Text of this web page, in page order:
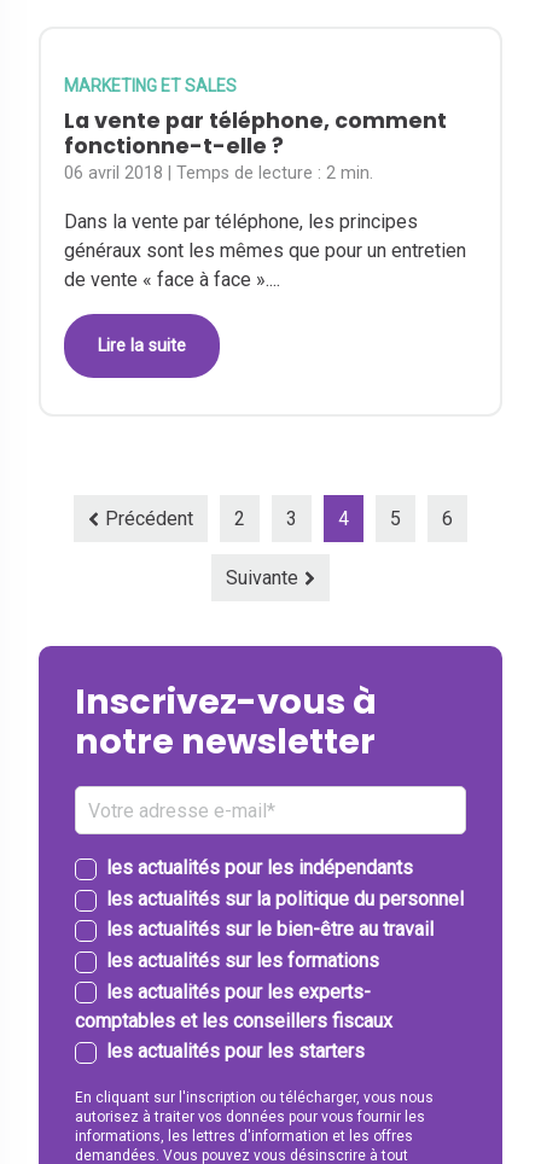
MARKETING ET SALES
La vente par téléphone, comment
fonctionne-t-elle ?
06 avril 2018 | Temps de lecture :2 min.
Dans la vente par téléphone, les principes
généraux sont les mêmes que pour un entretien
de vente « face à face »....
Lire la suite
Précédent 2 3 4 5 6
Suivante
Inscrivez-vous à
notre newsletter
les actualités pour les indépendants
les actualités sur la politique du personnel
les actualités sur le bien-être au travail
les actualités sur les formations
les actualités pour les experts-
comptables et les conseillers fiscaux
les actualités pour les starters
En cliquant sur l'inscription ou télécharger, vous nous
autorisez à traiter vos données pour vous fournir les
informations, les lettres d'information et les offres
demandées. Vous pouvez vous désinscrire à tout